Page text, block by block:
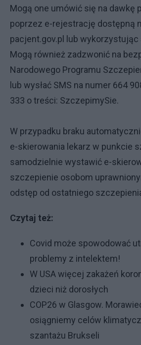
Mogą one umówić się na dawkę
poprzez e-rejestrację dostępną
pacjent.gov.pl lub wykorzystując
Mogą również zadzwonić na
Narodowego Programu
lub wysłać SMS na numer 664
333 o treści: SzczepimySie.
W przypadku braku
e-skierowania lekarz w punkcie
samodzielnie wystawić e-
szczepienie osobom
odstęp od ostatniego
Czytaj też:
Covid może spowodować
problemy z intelektem!
W USA więcej zakażeń
dzieci niż dorosłych
COP26 w Glasgow.
osiągniemy celów
szantażu Brukseli